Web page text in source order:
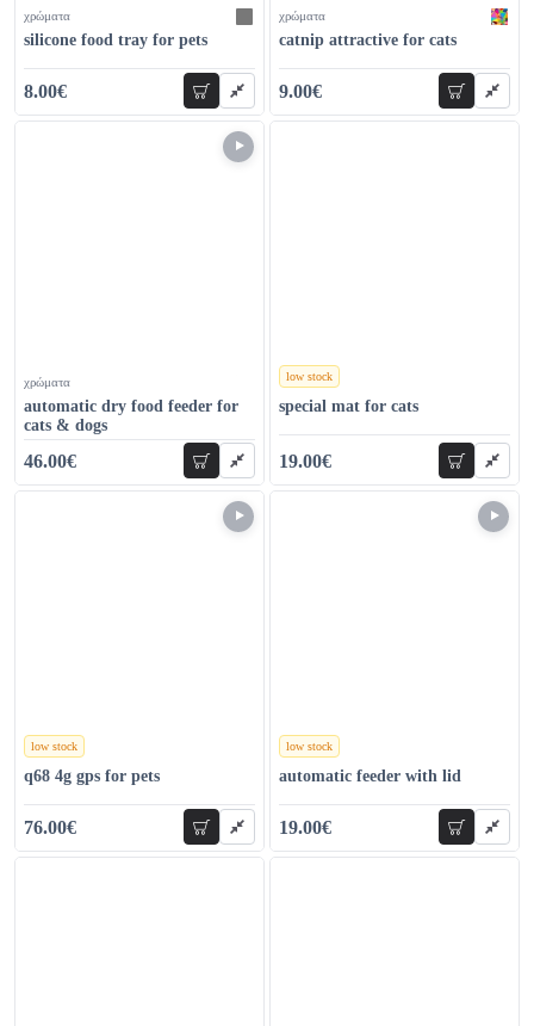
χρώματα
silicone food tray for pets
8.00€ add to cart
χρώματα
catnip attractive for cats
9.00€ add to
χρώματα
automatic dry food feeder for
cats & dogs
46.00€ add to cart
low stock
χρώματα
special mat for cats
19.00€ add to
low stock
χρώματα
q68 4g gps for pets
76.00€ add to cart
low stock
χρώματα
automatic feeder with lid
19.00€ add to